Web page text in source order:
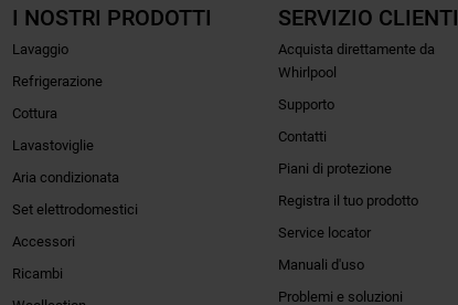
I NOSTRI PRODOTTI
Lavaggio
Refrigerazione
Cottura
Lavastoviglie
Aria condizionata
Set elettrodomestici
Accessori
Ricambi
SERVIZIO CLIENTI
Acquista direttamente da
Whirlpool
Supporto
Contatti
Piani di protezione
Registra il tuo prodotto
Service locator
Manuali d'uso
Problemi e soluzioni